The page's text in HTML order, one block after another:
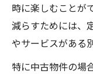
時に楽しむことが
減らすためには、
やサービスがある
特に中古物件の場